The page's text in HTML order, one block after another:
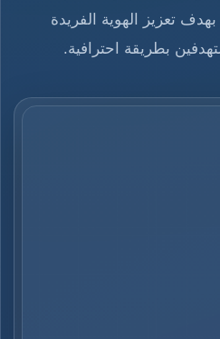
بهدف تعزيز الهوية الفريدة
بطريقة احترافية.